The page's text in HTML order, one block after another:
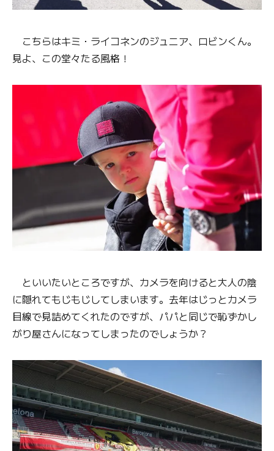
こちらはキミ・ライコネンのジュニア、ロビンくん。
見よ、この堂々たる風格！
といいたいところですが、カメラを向けると大人の陰
に隠れてもじもじしてしまいます。去年はじっとカメラ
目線で見詰めてくれたのですが、パパと同じで恥ずかし
がり屋さんになってしまったのでしょうか？